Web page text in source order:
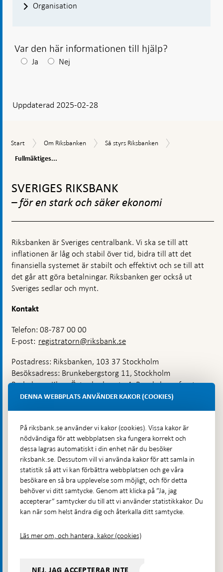
Organisation
Var den här informationen till hjälp?
Efter
visas
Ja Nej
Uppdaterad 2025-02-28
Start
Start
Om
Om Riksbanken
Så
Så styrs Riksbanken
Fullmäktiges...
toppnavigation
SVERIGES RIKSBANK
– för en stark och säker ekonomi
Riksbanken är Sveriges centralbank. Vi ska se till att
inflationen är låg och stabil över tid, bidra till att det
finansiella systemet är stabilt och effektivt och se till att
det går att göra betalningar. Riksbanken ger också ut
Sveriges sedlar och mynt.
Kontakt
Telefon: 08-787 00 00
E-post: registratorn@riksbank.se
Postadress: Riksbanken, 103 37 Stockholm
Besöksadress: Brunkebergstorg 11, Stockholm
Budadress: Klara Östra kyrkogata 4, Brunkebergsfaret,
Lastplats 6
Hitta direkt
Frågor och svar-
Öppnas
i
ny
flik
Till Riksbankens webbarkiv-
Öppnas
i
ny
Presskontakt
Integritetspolicy
DENNA WEBBPLATS ANVÄNDER KAKOR (COOKIES)
På riksbank.se använder vi kakor (cookies). Vissa kakor är
nödvändiga för att webbplatsen ska fungera korrekt och
dessa lagras automatiskt i din enhet när du besöker
riksbank.se. Dessutom vill vi använda kakor för att samla in
statistik så att vi kan förbättra webbplatsen och ge våra
besökare en så bra upplevelse som möjligt, och för detta
behöver vi ditt samtycke. Genom att klicka på ”Ja, jag
accepterar” samtycker du till att vi använder statistikkakor. Du
kan när som helst ändra dig och återkalla ditt samtycke.
Läs mer om, och hantera, kakor (cookies)
NEJ, JAG ACCEPTERAR INTE